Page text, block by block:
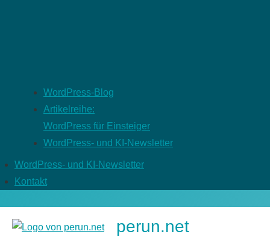
WordPress-Blog
Artikelreihe:
WordPress für Einsteiger
WordPress- und KI-Newsletter
WordPress- und KI-Newsletter
Kontakt
perun.net